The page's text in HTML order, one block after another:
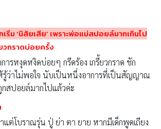
‘นิสัยเสีย’ เพราะพ่อแม่สปอยล์มากเกินไป
วกราดบ่อยครั้ง
รหงุดหงิดบ่อยๆ กรีดร้อง เกรี้ยวกราด ชัก
รู้ว่าไม่พอใจ นับเป็นหนึ่งอาการที่เป็นสัญญาณ
กสปอยล์มากไปแล้วค่ะ
แต่โบราณรุ่น ปู่ ย่า ตา ยาย หากมีเด็กพูดเถียง